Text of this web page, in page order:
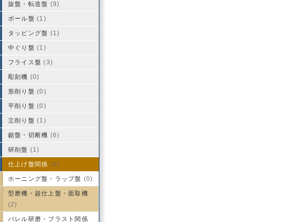
旋盤・転造盤 (9)
ボール盤 (1)
タッピング盤 (1)
中ぐり盤 (1)
フライス盤 (3)
彫刻機 (0)
形削り盤 (0)
平削り盤 (0)
立削り盤 (1)
鋸盤・切断機 (6)
研削盤 (1)
仕上げ盤関係 (2)
ホーニング盤・ラップ盤 (0)
型磨機・超仕上盤・面取機
(2)
バレル研磨・ブラスト関係